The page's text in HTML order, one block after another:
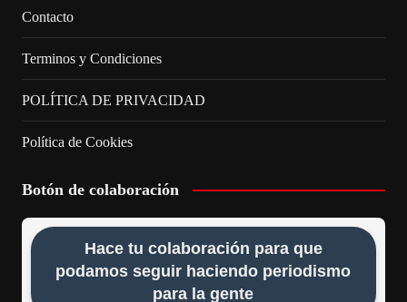
Contacto
Terminos y Condiciones
POLÍTICA DE PRIVACIDAD
Política de Cookies
Botón de colaboración
Hace tu colaboración para que
podamos seguir haciendo periodismo
para la gente